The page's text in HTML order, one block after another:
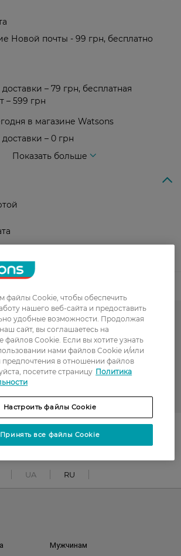
Новой почты - 99 грн, бесплатно
– 79 грн, бесплатная
– 599 грн
в магазине Watsons
– 0 грн
Показать больше
UA RU
Мужчинам
файлы Cookie, чтобы обеспечить
нашего веб-сайта и предоставить
удобные возможности. Продолжая
сайт, вы соглашаетесь на
файлов Cookie. Если вы хотите узнать
нами файлов Cookie и/или
предпочтения в отношении файлов
посетите страницу Политика
Настроить файлы Cookie
Принять все файлы Cookie